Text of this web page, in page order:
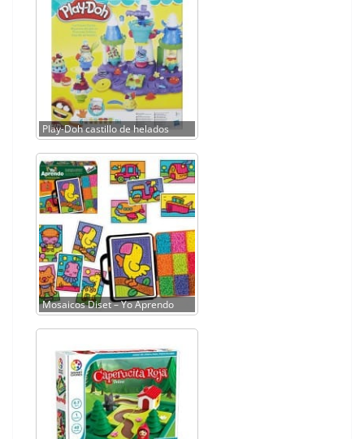
Play-Doh castillo de helados
Mosaicos Diset – Yo Aprendo